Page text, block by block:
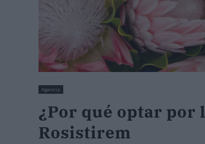
Agencia
¿Por qué optar por
Rosistirem